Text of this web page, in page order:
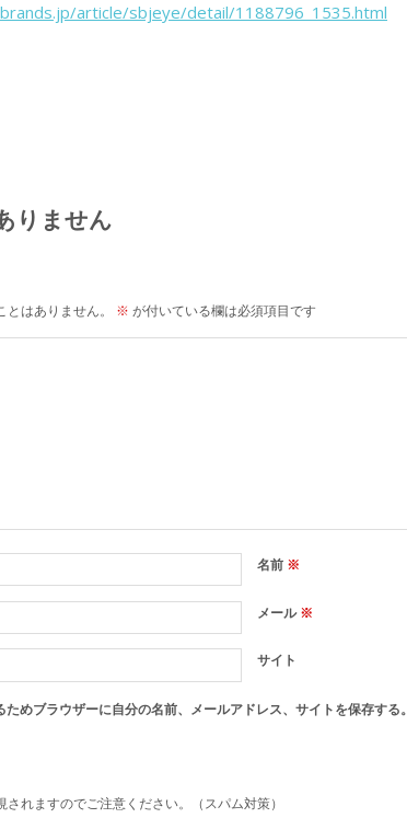
article/sbjeye/detail/1188796_1535.html
りません
はありません。 ※ が付いている欄は必須項目です
名前 ※
メール※
サイト
めブラウザーに自分の名前、メールアドレス、サイトを保存する。
れますのでご注意ください。（スパム対策）